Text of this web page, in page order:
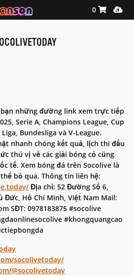
Shopping
0
những đường link xem trực tiếp
Serie A, Champions League, Cup
Bundesliga và V-League.
nhanh chóng kết quả, lịch thi đấu
thú vị về các giải bóng cỏ cũng
tế. Xem bóng đá trên Socolive là
bỏ qua. Thông tin liên hệ:
Địa chỉ: 52 Đường Số 6,
Đức, Hồ Chí Minh, Việt Nam Mail:
SĐT: 0978183875 #socolive
#khongquangcao
socolivetoday/
@socolivetoday